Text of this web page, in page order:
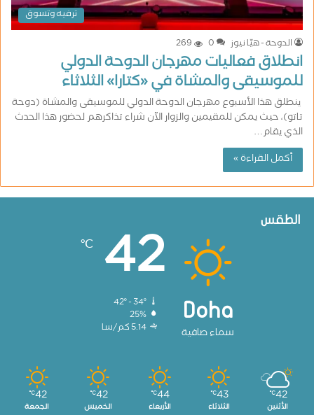
ترفيه وتسوق
الدوحة - هيّا نيوز
0
269
انطلاق فعاليات مهرجان الدوحة الدولي
للموسيقى والمشاة في «كتارا» الثلاثاء
ينطلق هذا الأسبوع مهرجان الدوحة الدولي للموسيقى والمشاة (دوحة
تاتو)، حيث يمكن للمقيمين والزوار الآن شراء تذاكرهم لحضور هذا الحدث
الذي يقام…
أكمل القراءة »
الطقس
Doha
سماء صافية
42
℃
25%
5.14 كم/سا
42
℃
الأثنين
43
℃
الثلاثاء
44
℃
الأربعاء
42
℃
الخميس
42
℃
الجمعة